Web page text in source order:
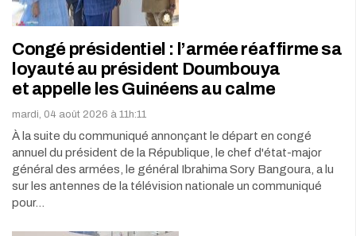
Congé présidentiel : l’armée réaffirme sa
loyauté au président Doumbouya
et appelle les Guinéens au calme
mardi, 04 août 2026 à 11h:11
À la suite du communiqué annonçant le départ en congé
annuel du président de la République, le chef d'état-major
général des armées, le général Ibrahima Sory Bangoura, a lu
sur les antennes de la télévision nationale un communiqué
pour…